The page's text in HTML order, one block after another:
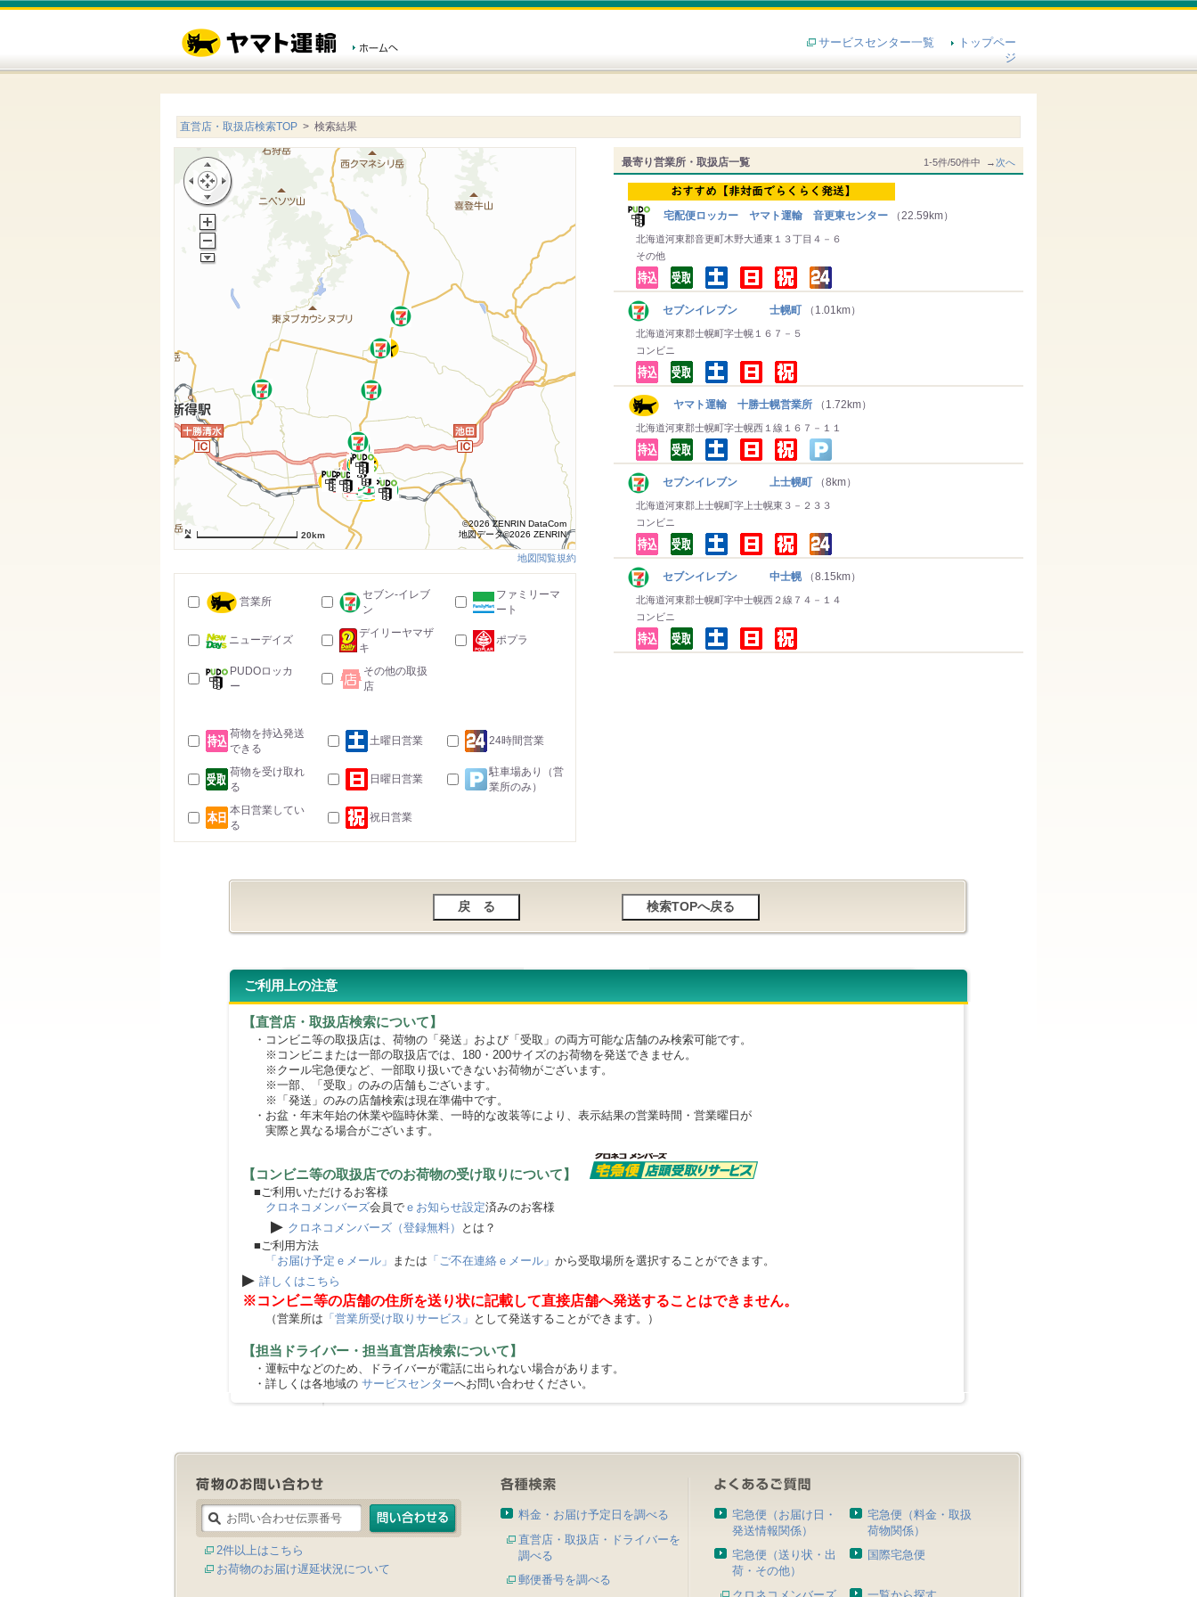
サービスセンター一覧
トップペー
ジ
直営店・取扱店検索TOP > 検索結果
最寄り営業所・取扱店一覧 1-5件/50件中 →次へ
宅配便ロッカー ヤマト運輸 音更東センター （22.59km）
北海道河東郡音更町木野大通東１３丁目４－６
その他
セブンイレブン 士幌町 （1.01km）
北海道河東郡士幌町字士幌１６７－５
コンビニ
ヤマト運輸 十勝士幌営業所 （1.72km）
北海道河東郡士幌町字士幌西１線１６７－１１
セブンイレブン 上士幌町 （8km）
北海道河東郡上士幌町字上士幌東３－２３３
コンビニ
セブンイレブン 中士幌 （8.15km）
北海道河東郡士幌町字中士幌西２線７４－１４
コンビニ
20km
©2026 ZENRIN DataCom
地図データ©2026 ZENRIN
地図閲覧規約
営業所
セブン-イレブ
ン
ファミリーマ
ート
ニューデイズ
デイリーヤマザ
キ
ポプラ
PUDOロッカ
ー
その他の取扱
店
荷物を持込発送
できる
土曜日営業 24時間営業
荷物を受け取れ
る
日曜日営業
駐車場あり（営
業所のみ）
本日営業してい
る
祝日営業
ご利用上の注意
【直営店・取扱店検索について】
・コンビニ等の取扱店は、荷物の「発送」および「受取」の両方可能な店舗のみ検索可能です。
※コンビニまたは一部の取扱店では、180・200サイズのお荷物を発送できません。
※クール宅急便など、一部取り扱いできないお荷物がございます。
※一部、「受取」のみの店舗もございます。
※「発送」のみの店舗検索は現在準備中です。
・お盆・年末年始の休業や臨時休業、一時的な改装等により、表示結果の営業時間・営業曜日が
実際と異なる場合がございます。
【コンビニ等の取扱店でのお荷物の受け取りについて】
■ご利用いただけるお客様
クロネコメンバーズ会員で ｅお知らせ設定済みのお客様
▶ クロネコメンバーズ（登録無料）
とは？
■ご利用方法
「お届け予定ｅメール」 または 「ご不在連絡ｅメール」 から受取場所を選択することができます。
▶ 詳しくはこちら
※コンビニ等の店舗の住所を送り状に記載して直接店舗へ発送することはできません。
（営業所は 「営業所受け取りサービス」 として発送することができます。）
【担当ドライバー・担当直営店検索について】
・運転中などのため、ドライバーが電話に出られない場合があります。
・詳しくは各地域の サービスセンターへお問い合わせください。
2件以上はこちら
お荷物のお届け遅延状況について
料金・お届け予定日を調べる
直営店・取扱店・ドライバーを
調べる
郵便番号を調べる
宅急便（お届け日・
発送情報関係）
宅急便（料金・取扱
荷物関係）
宅急便（送り状・出
荷・その他）
国際宅急便